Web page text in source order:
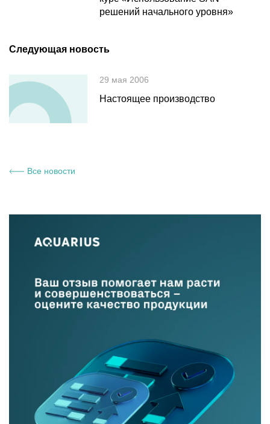
решений начального уровня»
Следующая новость
29 мая 2006
Настоящее производство
Все новости